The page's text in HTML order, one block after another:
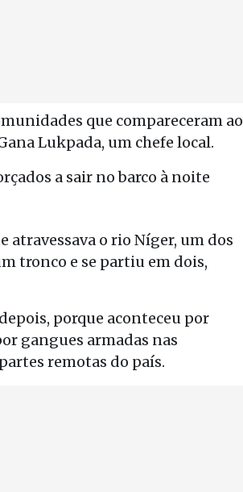
que compareceram ao
Lukpada, um chefe local.
a sair no barco à noite
o rio Níger, um dos
tronco e se partiu em dois,
porque aconteceu por
gangues armadas nas
remotas do país.